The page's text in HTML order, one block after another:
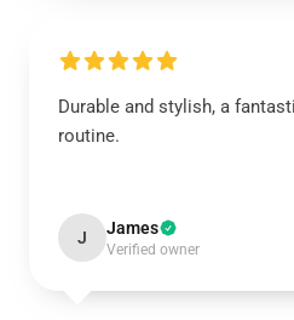
Durable and stylish, a
routine.
J James
Verified owner